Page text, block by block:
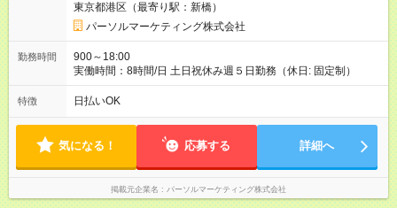
東京都港区（最寄り駅：新橋）
パーソルマーケティング株式会社
勤務時間
900～18:00
実働時間：8時間/日 土日祝休み週５日勤務（休日: 固定制）
特徴 日払いOK
気になる！ 応募する 詳細へ
掲載元企業名 パーソルマーケティング株式会社